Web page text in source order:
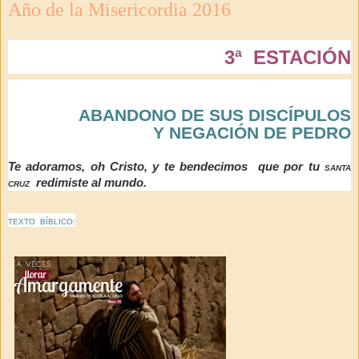
Año de la Misericordia 2016
3ª ESTACIÓN
ABANDONO DE SUS DISCÍPULOS
Y NEGACIÓN DE PEDRO
Te adoramos, oh Cristo, y te bendecimos que por tu santa
cruz redimiste al mundo.
TEXTO BÍBLICO: